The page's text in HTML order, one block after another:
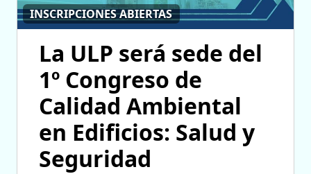
INSCRIPCIONES ABIERTAS
La ULP será sede del
1º Congreso de
Calidad Ambiental
en Edificios: Salud y
Seguridad